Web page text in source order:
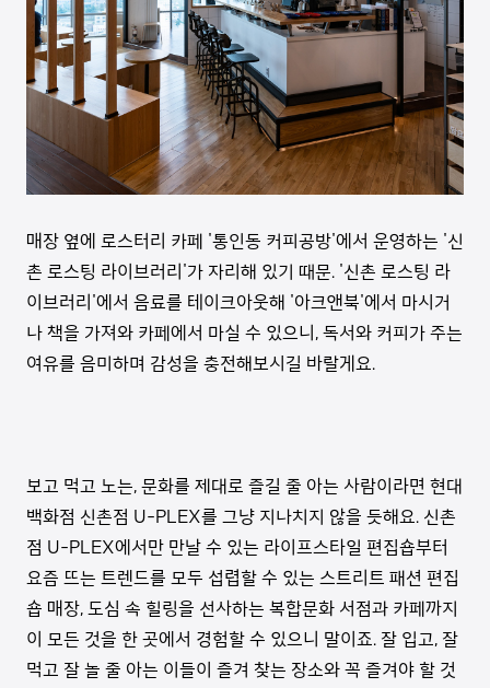
매장 옆에 로스터리 카페 '통인동 커피공방'에서 운영하는 '신
촌 로스팅 라이브러리'가 자리해 있기 때문. '신촌 로스팅 라
이브러리'에서 음료를 테이크아웃해 '아크앤북'에서 마시거
나 책을 가져와 카페에서 마실 수 있으니, 독서와 커피가 주는
여유를 음미하며 감성을 충전해보시길 바랄게요.
보고 먹고 노는, 문화를 제대로 즐길 줄 아는 사람이라면 현대
백화점 신촌점 U-PLEX를 그냥 지나치지 않을 듯해요. 신촌
점 U-PLEX에서만 만날 수 있는 라이프스타일 편집숍부터
요즘 뜨는 트렌드를 모두 섭렵할 수 있는 스트리트 패션 편집
숍 매장, 도심 속 힐링을 선사하는 복합문화 서점과 카페까지
이 모든 것을 한 곳에서 경험할 수 있으니 말이죠. 잘 입고, 잘
먹고 잘 놀 줄 아는 이들이 즐겨 찾는 장소와 꼭 즐겨야 할 것